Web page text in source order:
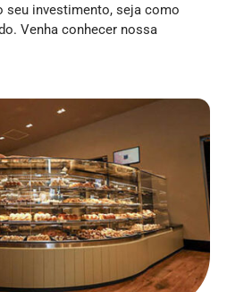
seu investimento, seja como
Venha conhecer nossa